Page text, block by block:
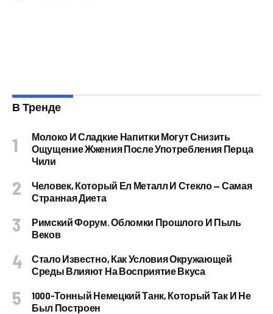
В Тренде
Молоко И Сладкие Напитки Могут Снизить
Ощущение Жжения После Употребления Перца
Чили
Человек, Который Ел Металл И Стекло — Самая
Странная Диета
Римский Форум. Обломки Прошлого И Пыль
Веков
Стало Известно, Как Условия Окружающей
Среды Влияют На Восприятие Вкуса
1000-Тонный Немецкий Танк, Который Так И Не
Был Построен